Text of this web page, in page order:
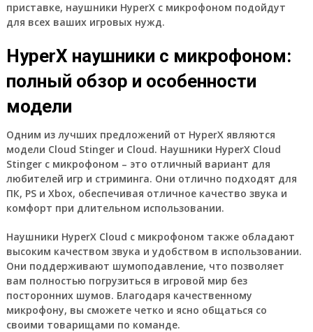
приставке, наушники HyperX с микрофоном подойдут
для всех ваших игровых нужд.
HyperX наушники с микрофоном:
полный обзор и особенности
модели
Одним из лучших предложений от HyperX являются
модели Cloud Stinger и Cloud. Наушники HyperX Cloud
Stinger с микрофоном – это отличный вариант для
любителей игр и стриминга. Они отлично подходят для
ПК, PS и Xbox, обеспечивая отличное качество звука и
комфорт при длительном использовании.
Наушники HyperX Cloud с микрофоном также обладают
высоким качеством звука и удобством в использовании.
Они поддерживают шумоподавление, что позволяет
вам полностью погрузиться в игровой мир без
посторонних шумов. Благодаря качественному
микрофону, вы сможете четко и ясно общаться со
своими товарищами по команде.